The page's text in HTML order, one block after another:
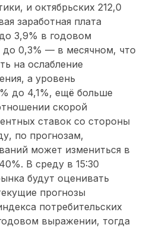
и октябрьских 212,0
заработная плата
3,9% в годовом
до 0,3% — в месячном, что
на ослабление
а уровень
до 4,1%, ещё больше
скорой
ставок со стороны
по прогнозам,
может измениться в
В среду в 15:30
будут оценивать
прогнозы
потребительских
выражении, тогда